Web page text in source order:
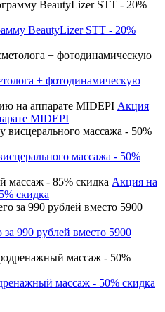
BeautyLizer STT - 20%
+ фотодинамическую
Акция
MIDEPI
массажа - 50%
Акция на
скидка
990 рублей вместо 5900
массаж - 50% скидка